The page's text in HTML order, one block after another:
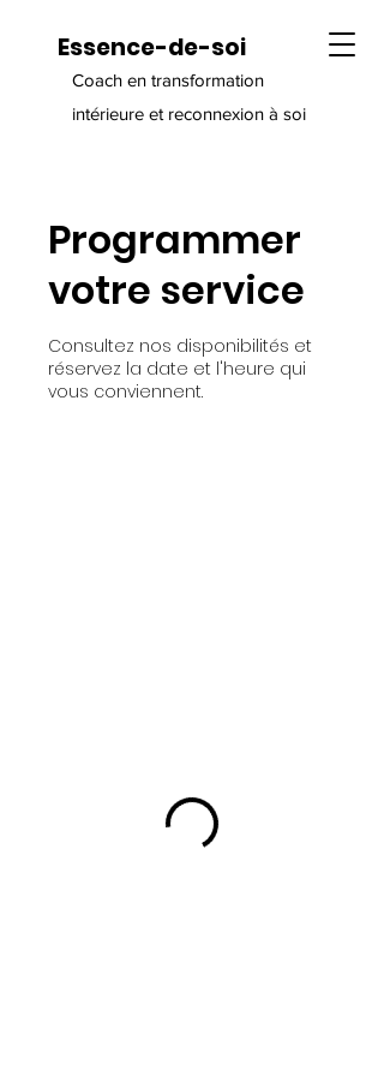
Essence-de-soi
Coach en transformation
intérieure et reconnexion à soi
Programmer
votre service
Consultez nos disponibilités et
réservez la date et l'heure qui
vous conviennent.